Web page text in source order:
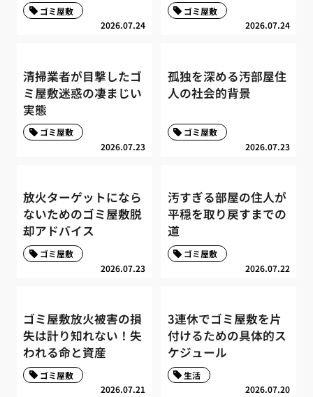
2026.07.24
ゴミ屋敷
2026.07.24
ゴミ屋敷
清掃業者が目撃したゴ
ミ屋敷迷惑の凄まじい
実態
2026.07.23
ゴミ屋敷
孤独を深める汚部屋住
人の社会的背景
2026.07.23
ゴミ屋敷
放火ターゲットになら
ないためのゴミ屋敷脱
却アドバイス
2026.07.23
ゴミ屋敷
汚すぎる部屋の住人が
平穏を取り戻すまでの
道
2026.07.22
ゴミ屋敷
ゴミ屋敷放火被害の損
失は計り知れない！失
われる命と資産
2026.07.21
ゴミ屋敷
3連休でゴミ屋敷を片
付けるための具体的ス
ケジュール
2026.07.20
生活